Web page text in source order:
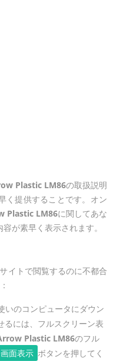
Plastic LM86の取扱説明
く提供することです。オン
Plastic LM86に関してあな
が素早く表示されます。
イトで閲覧するのに不都合
いのコンピュータにダウン
るには、フルスクリーン表
Plastic LM86のフル
面表示 ボタンを押してく